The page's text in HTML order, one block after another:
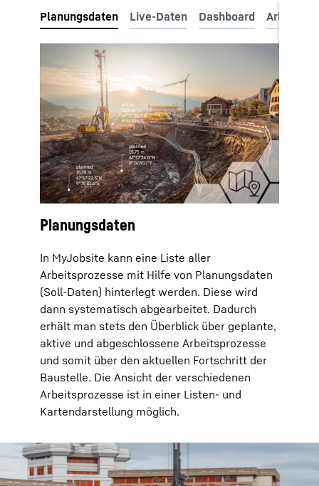
Planungsdaten
In MyJobsite kann eine Liste aller
Arbeitsprozesse mit Hilfe von Planungsdaten
(Soll-Daten) hinterlegt werden. Diese wird
dann systematisch abgearbeitet. Dadurch
erhält man stets den Überblick über geplante,
aktive und abgeschlossene Arbeitsprozesse
und somit über den aktuellen Fortschritt der
Baustelle. Die Ansicht der verschiedenen
Arbeitsprozesse ist in einer Listen- und
Kartendarstellung möglich.